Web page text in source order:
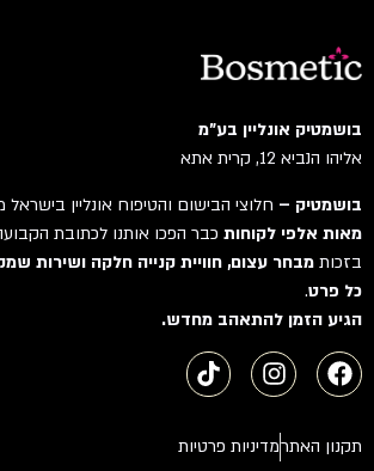
בושמטיק אונליין בע"מ
אליהו הנביא 12, קרית אתא
בושמטיק –חלוצי הבישום והטיפוח אונליין בישראל
מאות אלפי לקוחותכבר הפכו אותנו לכתובת
בזכותמבחר עצום, חוויית קנייה חלקה ושירות
כל פרט.
הגיע הזמן להתאהב מחדש.
תקנון האתרמדיניות פרטיות